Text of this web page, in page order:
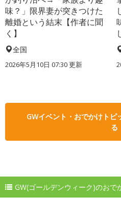
味？」限界妻が突きつけた
離婚という結末【作者に聞
く】
全国
2026年5月10日 07:30 更新
GWイベント・おでかけトピ
る
GW(ゴールデンウィーク)のおで